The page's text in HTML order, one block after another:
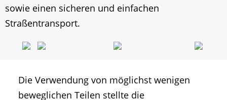
sowie einen sicheren und einfachen
Straßentransport.
Die Verwendung von möglichst wenigen
beweglichen Teilen stellte die